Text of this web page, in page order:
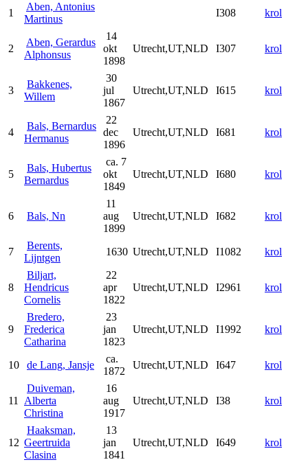
1
Aben, Antonius
Martinus
I308 krol
2
Aben, Gerardus
Alphonsus
14
okt
1898
Utrecht,UT,NLD I307 krol
3
Bakkenes,
Willem
30
jul
1867
Utrecht,UT,NLD I615 krol
4
Bals, Bernardus
Hermanus
22
dec
1896
Utrecht,UT,NLD I681 krol
5
Bals, Hubertus
Bernardus
ca. 7
okt
1849
Utrecht,UT,NLD I680 krol
6 Bals, Nn
11
aug
1899
Utrecht,UT,NLD I682 krol
7
Berents,
Lijntgen
1630 Utrecht,UT,NLD I1082 krol
8
Biljart,
Hendricus
Cornelis
22
apr
1822
Utrecht,UT,NLD I2961 krol
9
Bredero,
Frederica
Catharina
23
jan
1823
Utrecht,UT,NLD I1992 krol
10 de Lang, Jansje
ca.
1872
Utrecht,UT,NLD I647 krol
11
Duiveman,
Alberta
Christina
16
aug
1917
Utrecht,UT,NLD I38 krol
12
Haaksman,
Geertruida
Clasina
13
jan
1841
Utrecht,UT,NLD I649 krol